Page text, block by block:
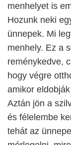
menhelyet is
Hozunk neki
ünnepek. Mi
menhely. Ez a
reménykedve,
hogy végre
amikor
Aztán jön a
és félelembe
tehát az